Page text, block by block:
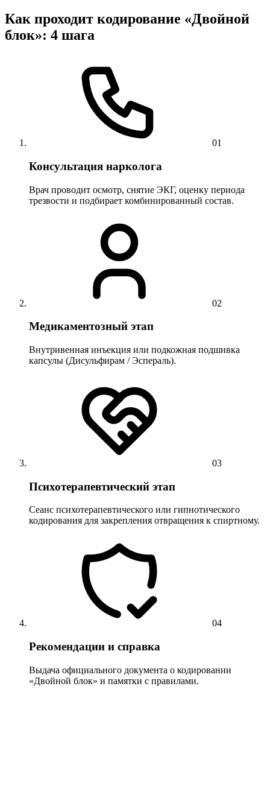
Как проходит кодирование «Двойной
блок»: 4 шага
01
Консультация нарколога
Врач проводит осмотр, снятие ЭКГ, оценку периода
трезвости и подбирает комбинированный состав.
02
Медикаментозный этап
Внутривенная инъекция или подкожная подшивка
капсулы (Дисульфирам / Эспераль).
03
Психотерапевтический этап
Сеанс психотерапевтического или гипнотического
кодирования для закрепления отвращения к спиртному.
04
Рекомендации и справка
Выдача официального документа о кодировании
«Двойной блок» и памятки с правилами.